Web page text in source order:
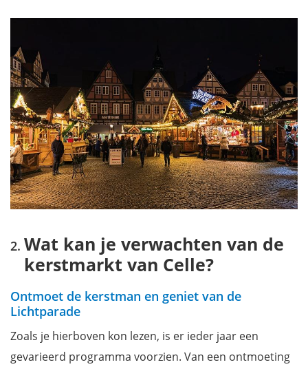
Wat kan je verwachten van de
kerstmarkt van Celle?
Ontmoet de kerstman en geniet van de
Lichtparade
Zoals je hierboven kon lezen, is er ieder jaar een
gevarieerd programma voorzien. Van een ontmoeting